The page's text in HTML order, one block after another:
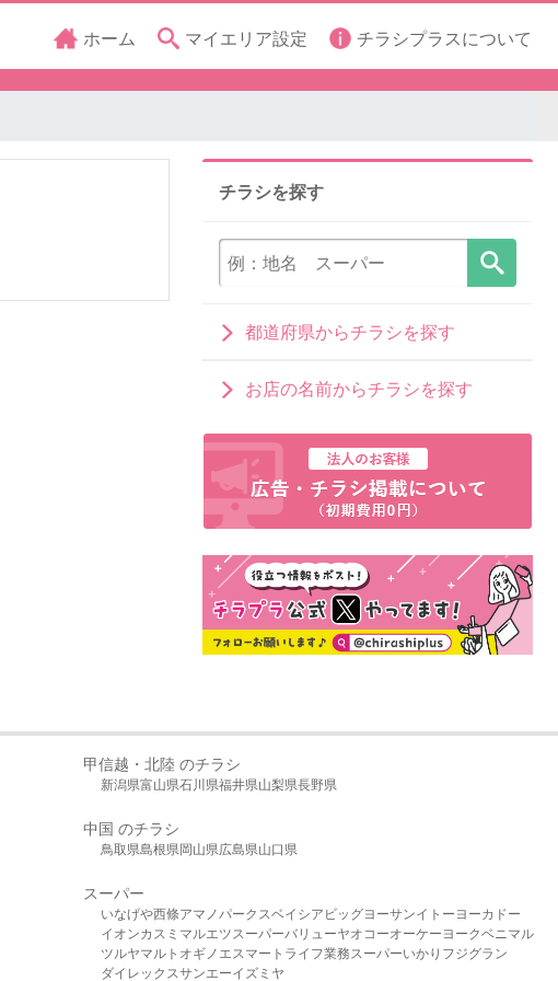
ホーム マイエリア設定 チラシプラスについて
チラシを探す
都道府県からチラシを探す
お店の名前からチラシを探す
甲信越・北陸 のチラシ
新潟県富山県石川県福井県山梨県長野県
中国 のチラシ
鳥取県島根県岡山県広島県山口県
スーパー
いなげや西條アマノパークスベイシア ビッグヨーサンイトーヨーカドー
イオンカスミ マルエツ スーパーバリューヤオコーオーケー ヨークベニマル
ツルヤマルト オギノ エスマート ライフ業務スーパーいかり フジグラン
ダイレックスサンエーイズミヤ